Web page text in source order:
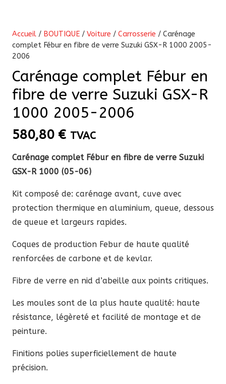
Accueil / BOUTIQUE / Voiture / Carrosserie / Carénage
complet Fébur en fibre de verre Suzuki GSX-R 1000 2005-
2006
Carénage complet Fébur en
fibre de verre Suzuki GSX-R
1000 2005-2006
580,80 € TVAC
Carénage complet Fébur en fibre de verre Suzuki
GSX-R 1000 (05-06)
Kit composé de: carénage avant, cuve avec
protection thermique en aluminium, queue, dessous
de queue et largeurs rapides.
Coques de production Febur de haute qualité
renforcées de carbone et de kevlar.
Fibre de verre en nid d’abeille aux points critiques.
Les moules sont de la plus haute qualité: haute
résistance, légèreté et facilité de montage et de
peinture.
Finitions polies superficiellement de haute
précision.